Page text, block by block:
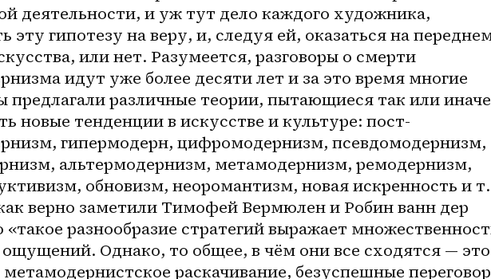
деятельности, и уж тут дело каждого художника,
эту гипотезу на веру, и, следуя ей, оказаться на
или нет. Разумеется, разговоры о смерти
идут уже более десяти лет и за это время многие
различные теории, пытающиеся так или иначе
новые тенденции в искусстве и культуре: пост-
гипермодерн, цифромодернизм, псевдомодернизм,
альтермодернизм, метамодернизм, ремодернизм,
обновизм, неоромантизм, новая искренность и
верно заметили Тимофей Вермюлен и Робин ванн дер
«такое разнообразие стратегий выражает
Однако, то общее, в чём они все сходятся — это
раскачивание, безуспешные